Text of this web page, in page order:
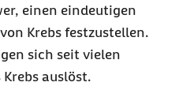
einen eindeutigen
Krebs festzustellen.
sich seit vielen
auslöst.